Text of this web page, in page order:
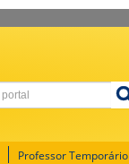
Professor Temporário